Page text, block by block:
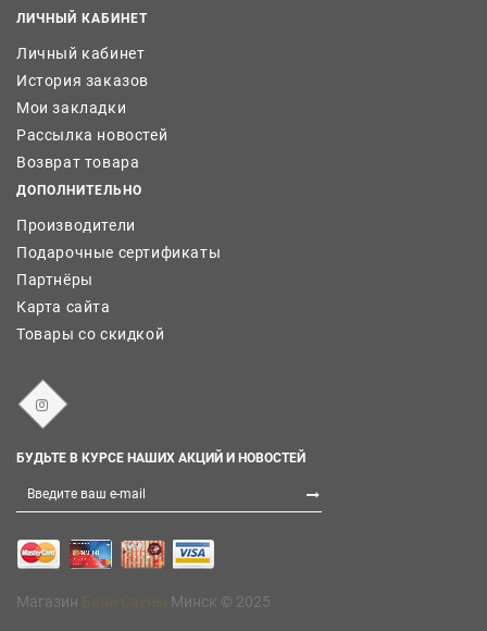
ЛИЧНЫЙ КАБИНЕТ
Личный кабинет
История заказов
Мои закладки
Рассылка новостей
Возврат товара
ДОПОЛНИТЕЛЬНО
Производители
Подарочные сертификаты
Партнёры
Карта сайта
Товары со скидкой
БУДЬТЕ В КУРСЕ НАШИХ АКЦИЙ И НОВОСТЕЙ
Магазин Минск © 2025